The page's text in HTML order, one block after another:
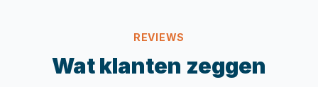
REVIEWS
Wat klanten zeggen